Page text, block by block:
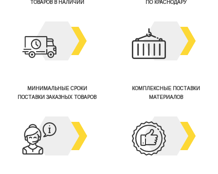
ТОВАРОВ В НАЛИЧИИ
ПО КРАСНОДАРУ
МИНИМАЛЬНЫЕ СРОКИ
ПОСТАВКИ ЗАКАЗНЫХ ТОВАРОВ
КОМПЛЕКСНЫЕ ПОСТАВКИ
МАТЕРИАЛОВ